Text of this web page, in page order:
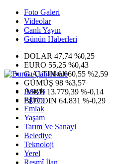
Foto Galeri
Videolar
Canlı Yayın
Günün Haberleri
DOLAR 47,74 %0,25
EURO 55,25 %0,43
G.ALTIN6.660,55 %2,59
GÜMÜŞ 98 %3,57
IMKB 13.779,39 %-0,14
BITCOIN 64.831 %-0,29
Asayiş
Eğitim
Emlak
Yaşam
Tarım Ve Sanayi
Belediye
Teknoloji
Yerel
Resmî İlan